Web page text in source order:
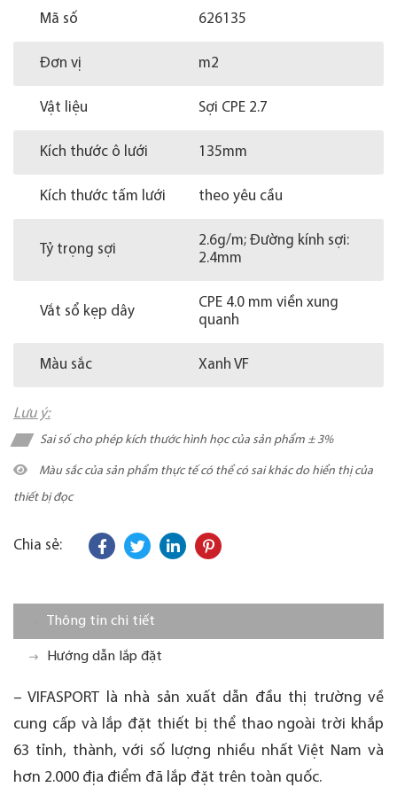
Mã số 626135
Đơn vị m2
Vật liệu Sợi CPE 2.7
Kích thước ô lưới 135mm
Kích thước tấm lưới theo yêu cầu
Tỷ trọng sợi
2.6g/m; Đường kính sợi:
2.4mm
Vắt sổ kẹp dây
CPE 4.0 mm viền xung
quanh
Màu sắc Xanh VF
Lưu ý:
Sai số cho phép kích thước hình học của sản phẩm ± 3%
Màu sắc của sản phẩm thực tế có thể có sai khác do hiển thị của
thiết bị đọc
Chia sẻ:
Thông tin chi tiết
Hướng dẫn lắp đặt
– VIFASPORT là nhà sản xuất dẫn đầu thị trường về
cung cấp và lắp đặt thiết bị thể thao ngoài trời khắp
63 tỉnh, thành, với số lượng nhiều nhất Việt Nam và
hơn 2.000 địa điểm đã lắp đặt trên toàn quốc.